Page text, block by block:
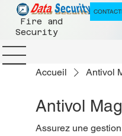
Fire and
Security
Accueil Antivol
Antivol
Assurez une